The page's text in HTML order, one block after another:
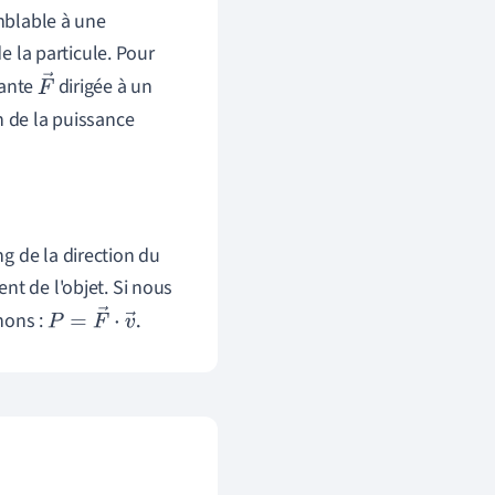
à une
la particule. Pour
F
→
dirigée à un
la puissance
de la direction du
de l'objet. Si nous
:P= F→ ⋅v→.